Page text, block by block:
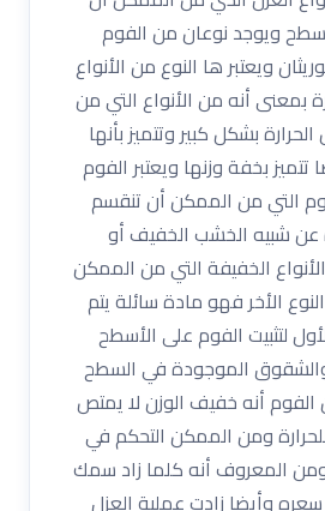
ويوجد نوعان من الفوم
ويعتبر ها النوع من الأنواع
بمعنى أنه من الأنواع التي من
بشكل كبير وتتميز بأنها
بخفة وزنها ويعتبر الفوم
التي من الممكن أن تنقسم
عن شبيه الخشب الخفيف أو
الخفيفة التي من الممكن
الأخر فهو مادة سائلة يتم
لتثبيت الفوم على الأسطح
الموجودة في السطح
الفوم أنه خفيف الوزن لا يمتص
ومن الممكن التحكم في
المعروف أنه كلما زاد سمك
سعره وأيضا زادت عملية العزل